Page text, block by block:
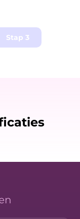
Stap 3